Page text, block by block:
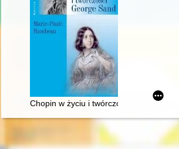
Chopin w życiu i twórczości George Sand